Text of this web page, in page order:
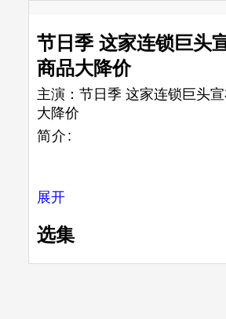
节日季 这家连锁巨头
商品大降价
主演： 节日季 这家连锁巨头
大降价
简介:
展开
选集